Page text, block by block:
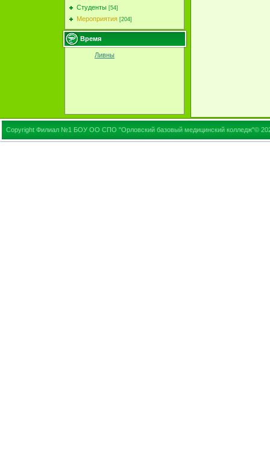
Студенты [54]
Мероприятия [204]
Время
Ливны
Copyright Филиал №1 БОУ ОО СПО "Орловский базовый медицинский колледж"©